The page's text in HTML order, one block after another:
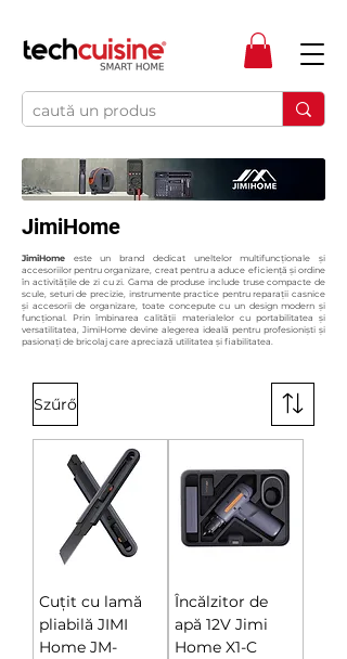
JimiHome
JimiHome este un brand dedicat uneltelor multifuncționale și
accesoriilor pentru organizare, creat pentru a aduce eficiență și ordine
în activitățile de zi cu zi. Gama de produse include truse compacte de
scule, seturi de precizie, instrumente practice pentru reparații casnice
și accesorii de organizare, toate concepute cu un design modern și
funcțional. Prin îmbinarea calității materialelor cu portabilitatea și
versatilitatea, JimiHome devine alegerea ideală pentru profesioniști și
pasionați de bricolaj care apreciază utilitatea și fiabilitatea.
Szűrő
Cuțit cu lamă
pliabilă JIMI
Home JM-
Încălzitor de
apă 12V Jimi
Home X1-C